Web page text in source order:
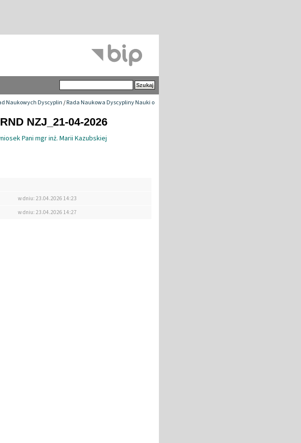
Naukowych Dyscyplin/Rada Naukowa Dyscypliny Nauki o
NZJ_21-04-2026
Pani mgr inż. Marii Kazubskiej
w dniu: 23.04.2026 14:23
w dniu: 23.04.2026 14:27